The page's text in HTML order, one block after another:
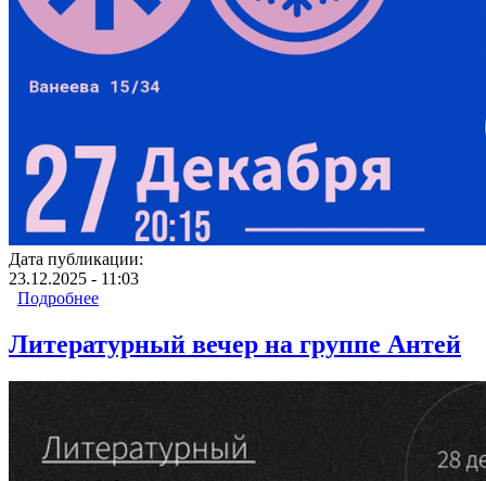
Дата публикации:
23.12.2025 - 11:03
Подробнее
Литературный вечер на группе Антей